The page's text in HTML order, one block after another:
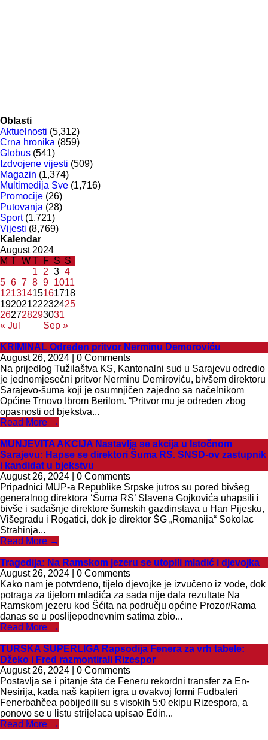
Oblasti
Aktuelnosti (5,312)
Crna hronika (859)
Globus (541)
Izdvojene vijesti (509)
Magazin (1,374)
Multimedija Sve (1,716)
Promocije (26)
Putovanja (28)
Sport(1,721)
Vijesti (8,769)
Kalendar
August 2024
M T WT F S S
« Jul Sep »
1 2 3 4
5 6 7 8 9 1011
12131415161718
19202122232425
262728293031
KRIMINAL Određen pritvor Nerminu Demoroviću
August 26, 2024 | 0 Comments
Na prijedlog Tužilaštva KS, Kantonalni sud u Sarajevu odredio
je jednomjesečni pritvor Nerminu Demiroviću, bivšem direktoru
Sarajevo-šuma koji je osumnjičen zajedno sa načelnikom
Općine Trnovo Ibrom Berilom. “Pritvor mu je određen zbog
opasnosti od bjekstva...
Read More →
MUNJEVITA AKCIJA Nastavlja se akcija u Istočnom
Sarajevu: Hapse se direktori Šuma RS. SNSD-ov zastupnik
i kandidat u bjekstvu
August 26, 2024 | 0 Comments
Pripadnici MUP-a Republike Srpske jutros su pored bivšeg
generalnog direktora ‘Šuma RS’ Slavena Gojkovića uhapsili i
bivše i sadašnje direktore šumskih gazdinstava u Han Pijesku,
Višegradu i Rogatici, dok je direktor ŠG „Romanija“ Sokolac
Strahinja...
Read More →
Tragedija: Na Ramskom jezeru se utopili mladić i djevojka
August 26, 2024 | 0 Comments
Kako nam je potvrđeno, tijelo djevojke je izvučeno iz vode, dok
potraga za tijelom mladića za sada nije dala rezultate Na
Ramskom jezeru kod Šćita na području općine Prozor/Rama
danas se u poslijepodnevnim satima zbio...
Read More →
TURSKA SUPERLIGA Rapsodija Fenera za vrh tabele:
Džeko i Fred razmontirali Rizespor
August 26, 2024 | 0 Comments
Postavlja se i pitanje šta će Feneru rekordni transfer za En-
Nesirija, kada naš kapiten igra u ovakvoj formi Fudbaleri
Fenerbahčea pobijedili su s visokih 5:0 ekipu Rizespora, a
ponovo se u listu strijelaca upisao Edin...
Read More →